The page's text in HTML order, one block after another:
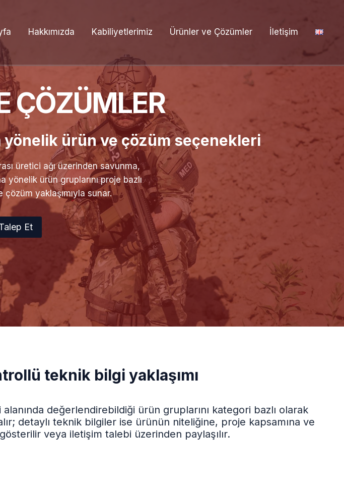
Hakkımızda Kabiliyetlerimiz Ürünler ve Çözümler İletişim
ÇÖZÜMLER
ürün ve çözüm seçenekleri
üretici ağı üzerinden savunma,
yönelik ürün gruplarını proje bazlı
yaklaşımıyla sunar.
Et
teknik bilgi yaklaşımı
değerlendirebildiği ürün gruplarını kategori bazlı olarak
detaylı teknik bilgiler ise ürünün niteliğine, proje kapsamına ve
veya iletişim talebi üzerinden paylaşılır.